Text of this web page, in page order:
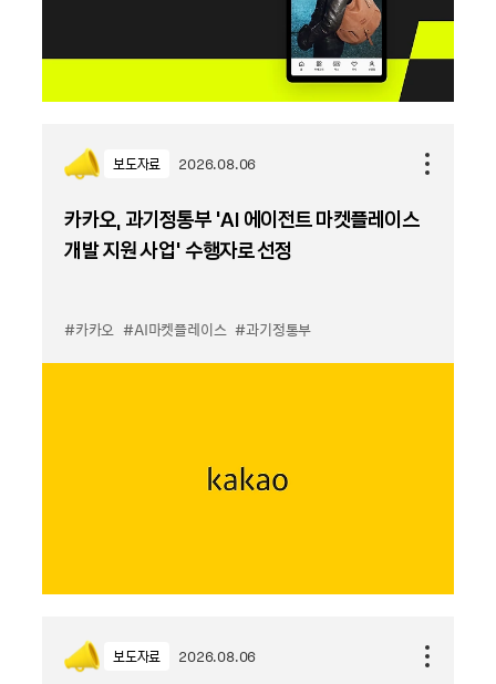
보도자료 2026.08.06
카카오, 과기정통부 ‘AI 에이전트 마켓플레이스
개발 지원 사업’ 수행자로 선정
#카카오 #AI마켓플레이스 #과기정통부
보도자료 2026.08.06